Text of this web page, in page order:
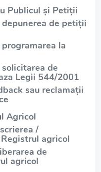
Publicul și Petiții
de petiții
la
de
Legii 544/2001
sau reclamații
Agricol
/
agricol
de
agricol